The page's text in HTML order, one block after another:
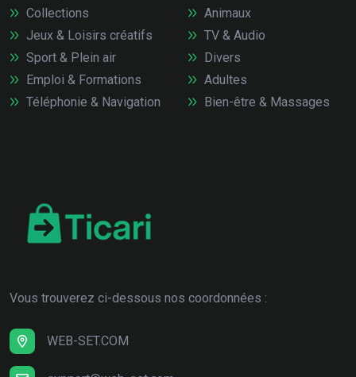
Collections
Jeux & Loisirs créatifs
Sport & Plein air
Emploi & Formations
Téléphonie & Navigation
Animaux
TV & Audio
Divers
Adultes
Bien-être & Massages
Vous trouverez ci-dessous nos coordonnées :
WEB-SET.COM